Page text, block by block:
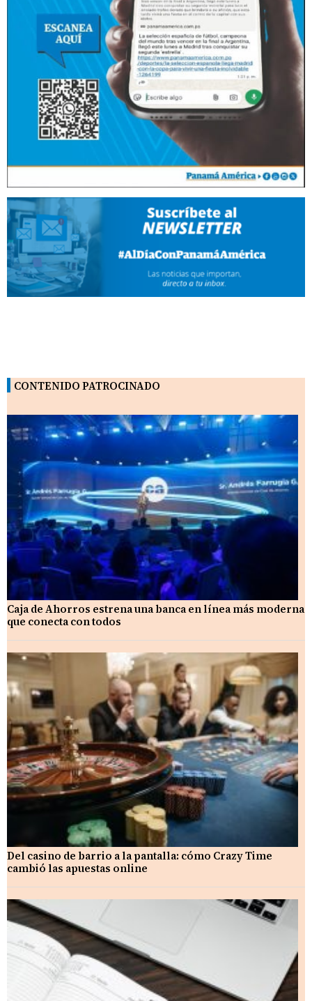
CONTENIDO PATROCINADO
Caja de Ahorros estrena una banca en línea más moderna
que conecta con todos
Del casino de barrio a la pantalla: cómo Crazy Time
cambió las apuestas online